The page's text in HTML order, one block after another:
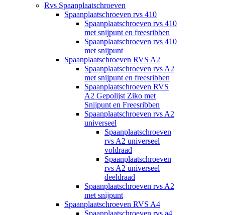
Rvs Spaanplaatschroeven
Spaanplaatschroeven rvs 410
Spaanplaatschroeven rvs 410
met snijpunt en freesribben
Spaanplaatschroeven rvs 410
met snijpunt
Spaanplaatschroeven RVS A2
Spaanplaatschroeven rvs A2
met snijpunt en freesribben
Spaanplaatschroeven RVS
A2 Gepolijst Ziko met
Snijpunt en Freesribben
Spaanplaatschroeven rvs A2
universeel
Spaanplaatschroeven
rvs A2 universeel
voldraad
Spaanplaatschroeven
rvs A2 universeel
deeldraad
Spaanplaatschroeven rvs A2
met snijpunt
Spaanplaatschroeven RVS A4
Spaanplaatschroeven rvs a4